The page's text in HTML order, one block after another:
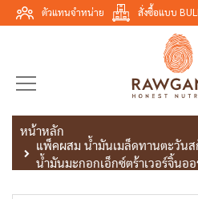
ตัวแทนจำหน่าย สั่งซื้อแบบ
หน้าหลัก
แพ็คผสม น้ำมันเมล็ดทานตะวันส
น้ำมันมะกอกเอ็กซ์ตร้าเวอร์จิ้นอ